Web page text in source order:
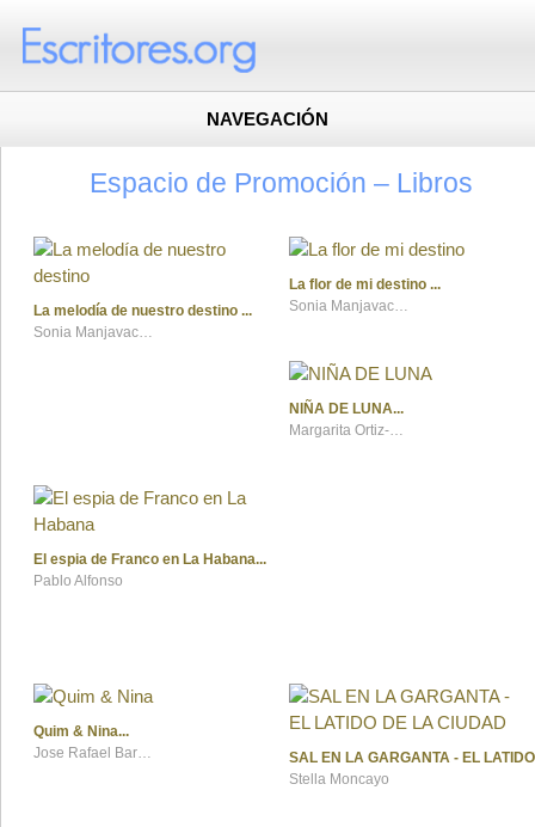
NAVEGACIÓN
Espacio de Promoción – Libros
La melodía de nuestro destino
Sonia Manjavacas
La flor de mi destino
Sonia Manjavacas
NIÑA DE LUNA
Margarita Ortiz-Tallo y Álvaro Lasso de la Vega
El espia de Franco en La Habana
Pablo Alfonso
Quim & Nina
Jose Rafael Barranco
SAL EN LA GARGANTA - EL
Stella Moncayo